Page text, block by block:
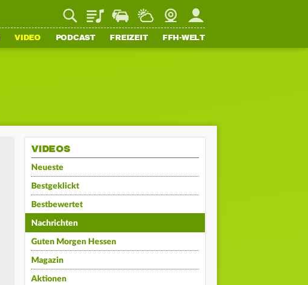
PlaylistStaupilotWetterWebcamMein FFH
VIDEO PODCAST FREIZEIT FFH-WELT
VIDEOS
Neueste
Bestgeklickt
Bestbewertet
Nachrichten
Guten Morgen Hessen
Magazin
Aktionen